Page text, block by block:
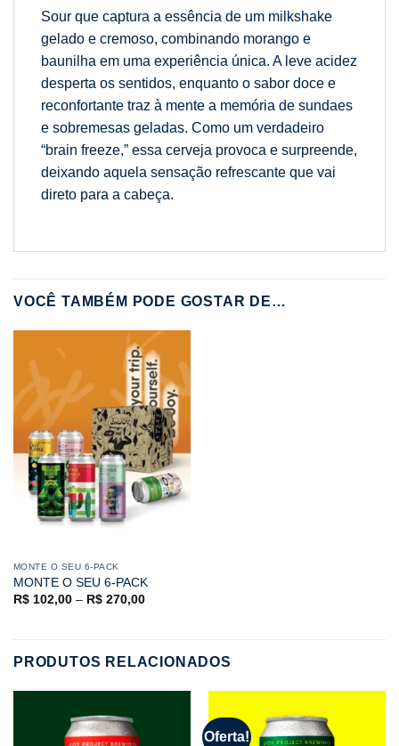
Sour que captura a essência de um milkshake
gelado e cremoso, combinando morango e
baunilha em uma experiência única. A leve acidez
desperta os sentidos, enquanto o sabor doce e
reconfortante traz à mente a memória de sundaes
e sobremesas geladas. Como um verdadeiro
“brain freeze,” essa cerveja provoca e surpreende,
deixando aquela sensação refrescante que vai
direto para a cabeça.
VOCÊ TAMBÉM PODE GOSTAR DE…
MONTE O SEU 6-PACK
MONTE O SEU 6-PACK
R$102,00– R$270,00
PRODUTOS RELACIONADOS
Oferta!